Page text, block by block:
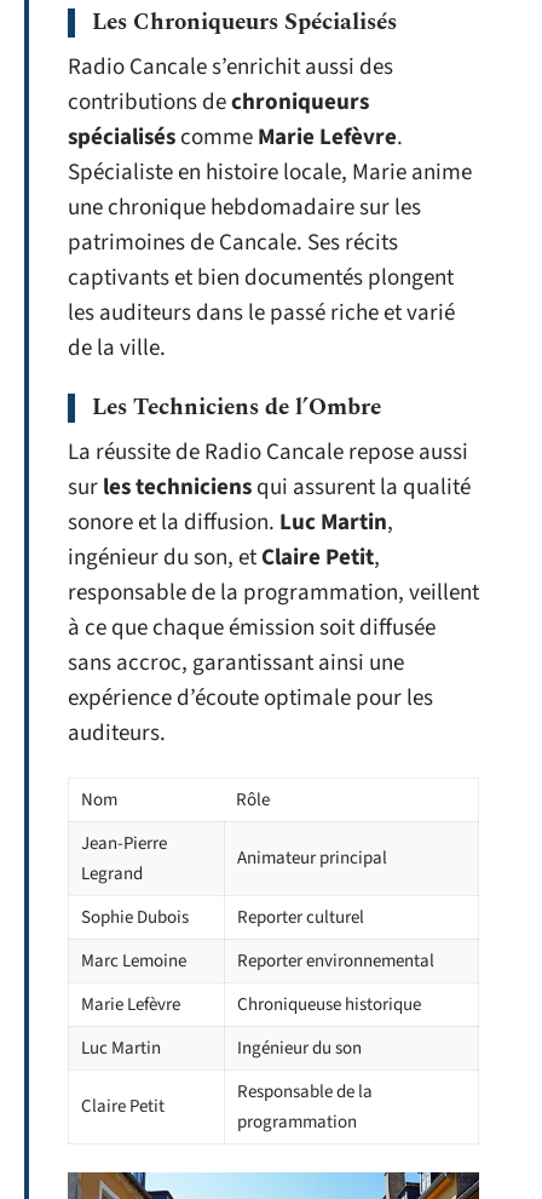
Les Chroniqueurs Spécialisés
Radio Cancale s’enrichit aussi des
contributions dechroniqueurs
spécialiséscommeMarie Lefèvre.
Spécialiste en histoire locale, Marie anime
une chronique hebdomadaire sur les
patrimoines de Cancale. Ses récits
captivants et bien documentés plongent
les auditeurs dans le passé riche et varié
de la ville.
Les Techniciens de l’Ombre
La réussite de Radio Cancale repose aussi
surles techniciensqui assurent la qualité
sonore et la diffusion. Luc Martin,
ingénieur du son, etClaire Petit,
responsable de la programmation, veillent
à ce que chaque émission soit diffusée
sans accroc, garantissant ainsi une
expérience d’écoute optimale pour les
auditeurs.
Nom
Rôle
Jean-Pierre
Legrand
Animateur principal
Sophie Dubois
Reporter culturel
Marc Lemoine
Reporter environnemental
Marie Lefèvre
Chroniqueuse historique
Luc Martin
Ingénieur du son
Claire Petit
Responsable de la
programmation